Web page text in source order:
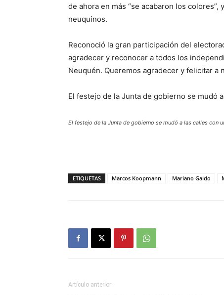
de ahora en más “se acabaron los
neuquinos.
Reconoció la gran participación del
agradecer y reconocer a todos los
Neuquén. Queremos agradecer y felicitar a
El festejo de la Junta de gobierno se mudó
El festejo de la Junta de gobierno se mudó a las calles con
ETIQUETAS Marcos Koopmann Mariano Gaido
Artículo anterior